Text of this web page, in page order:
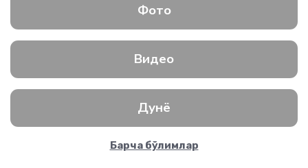
Фото
Видео
Дунё
Барча бўлимлар